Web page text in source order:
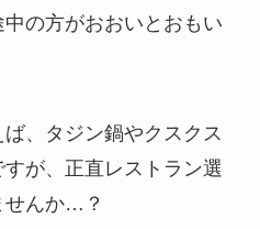
の方がおおいとおもい
、タジン鍋やクスクス
が、正直レストラン選
せんか…？